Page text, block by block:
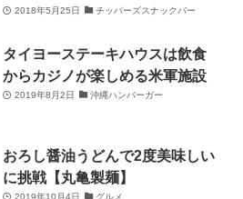
2018年5月25日 チッパーズスナックバー
タイヨーステーキハウスは飲食
からカジノが楽しめる米軍施設
2019年8月2日 沖縄ハンバーガー
おろし醤油うどんで2度美味しい
に挑戦【丸亀製麺】